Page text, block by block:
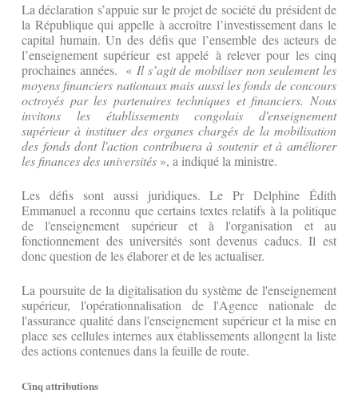
La déclaration s’appuie sur le projet de société du président de
la République qui appelle à accroître l’investissement dans le
capital humain. Un des défis que l’ensemble des acteurs de
l’enseignement supérieur est appelé à relever pour les cinq
prochaines années. « Il s’agit de mobiliser non seulement les
moyens financiers nationaux mais aussi les fonds de concours
octroyés par les partenaires techniques et financiers. Nous
invitons les établissements congolais d'enseignement
supérieur à instituer des organes chargés de la mobilisation
des fonds dont l'action contribuera à soutenir et à améliorer
les finances des universités », a indiqué la ministre.
Les défis sont aussi juridiques. Le Pr Delphine Édith
Emmanuel a reconnu que certains textes relatifs à la politique
de l'enseignement supérieur et à l'organisation et au
fonctionnement des universités sont devenus caducs. Il est
donc question de les élaborer et de les actualiser.
La poursuite de la digitalisation du système de l'enseignement
supérieur, l'opérationnalisation de l'Agence nationale de
l'assurance qualité dans l'enseignement supérieur et la mise en
place ses cellules internes aux établissements allongent la liste
des actions contenues dans la feuille de route.
Cinq attributions